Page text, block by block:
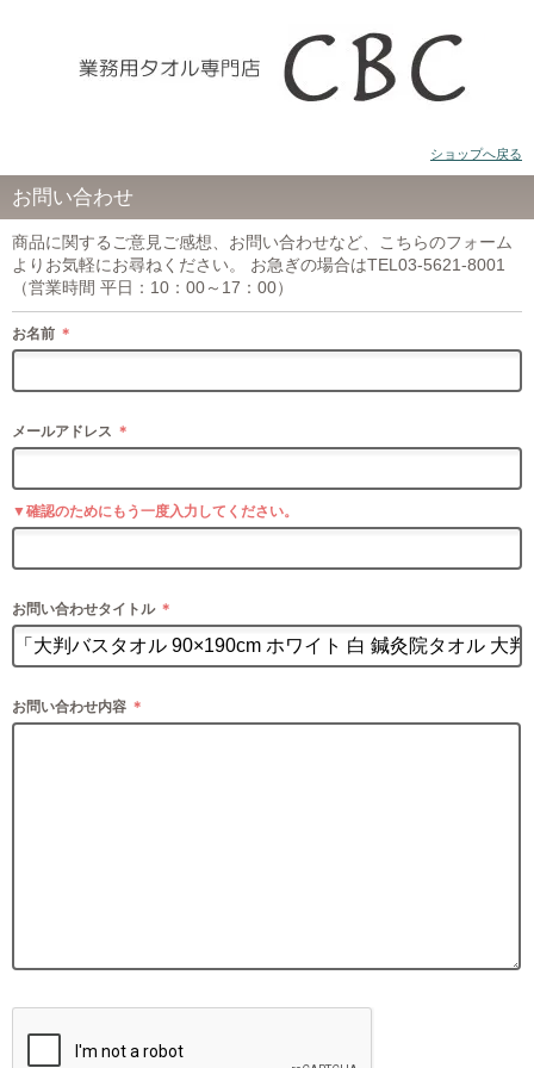
ショップへ戻る
お問い合わせ
商品に関するご意見ご感想、お問い合わせなど、こちらのフォーム
よりお気軽にお尋ねください。 お急ぎの場合はTEL03-5621-8001
（営業時間 平日：10：00～17：00）
お名前 ＊
メールアドレス ＊
▼確認のためにもう一度入力してください。
お問い合わせタイトル ＊
お問い合わせ内容 ＊